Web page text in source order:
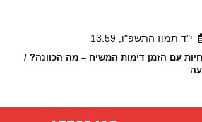
י"ד תמוז התשפ"ו, 13:59
עם הזמן דימות המשיח – מה הכוונה? /